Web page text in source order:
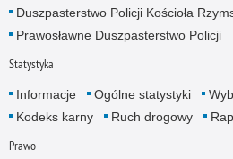
Duszpasterstwo Policji Kościoła
Prawosławne Duszpasterstwo Policji
Statystyka
Informacje Ogólne statystyki
Kodeks karny
Ruch drogowy
Prawo